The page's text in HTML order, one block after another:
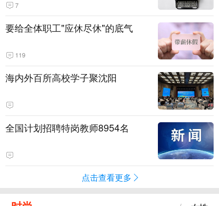
7
要给全体职工"应休尽休"的底气
119
海内外百所高校学子聚沈阳
全国计划招聘特岗教师8954名
点击查看更多